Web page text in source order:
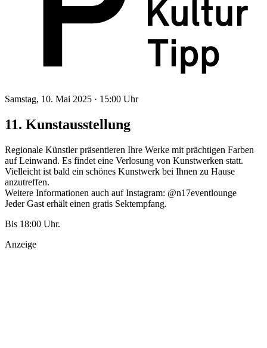
Samstag, 10. Mai 2025 · 15:00 Uhr
11. Kunstausstellung
Regionale Künstler präsentieren Ihre Werke mit prächtigen Farben
auf Leinwand. Es findet eine Verlosung von Kunstwerken statt.
Vielleicht ist bald ein schönes Kunstwerk bei Ihnen zu Hause
anzutreffen.
Weitere Informationen auch auf Instagram: @n17eventlounge
Jeder Gast erhält einen gratis Sektempfang.
Bis 18:00 Uhr.
Anzeige